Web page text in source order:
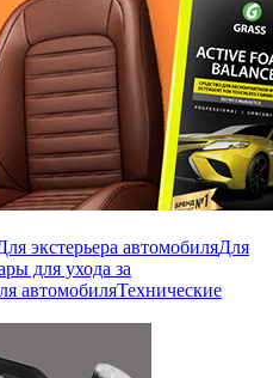
экстерьера автомобиляДля
для ухода за
автомобиляТехнические